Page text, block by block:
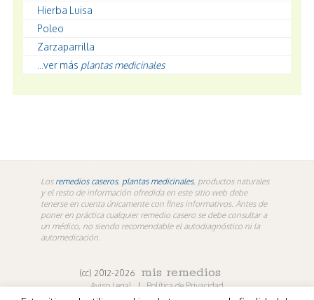
Hierba Luisa
Poleo
Zarzaparrilla
...ver más plantas medicinales
Los remedios caseros, plantas medicinales, productos naturales
y el resto de información ofredida en este sitio web debe
tenerse en cuenta únicamente con fines informativos. Antes de
poner en práctica cualquier remedio casero se debe consultar a
un médico, no siendo recomendable el autodiagnóstico ni la
automedicación.
(cc) 2012-2026 mis remedios
Aviso Legal | Política de Privacidad